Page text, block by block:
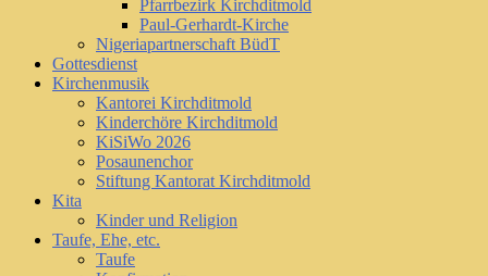
Pfarrbezirk Kirchditmold
Paul-Gerhardt-Kirche
Nigeriapartnerschaft BüdT
Gottesdienst
Kirchenmusik
Kantorei Kirchditmold
Kinderchöre Kirchditmold
KiSiWo 2026
Posaunenchor
Stiftung Kantorat Kirchditmold
Kita
Kinder und Religion
Taufe, Ehe, etc.
Taufe